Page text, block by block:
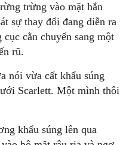
trừng vào mặt hắn
sự thay đổi đang diễn ra
cằn chuyển sang một
rũ.
nói vừa cất khẩu súng
Scarlett. Một mình thôi
khẩu súng lên qua